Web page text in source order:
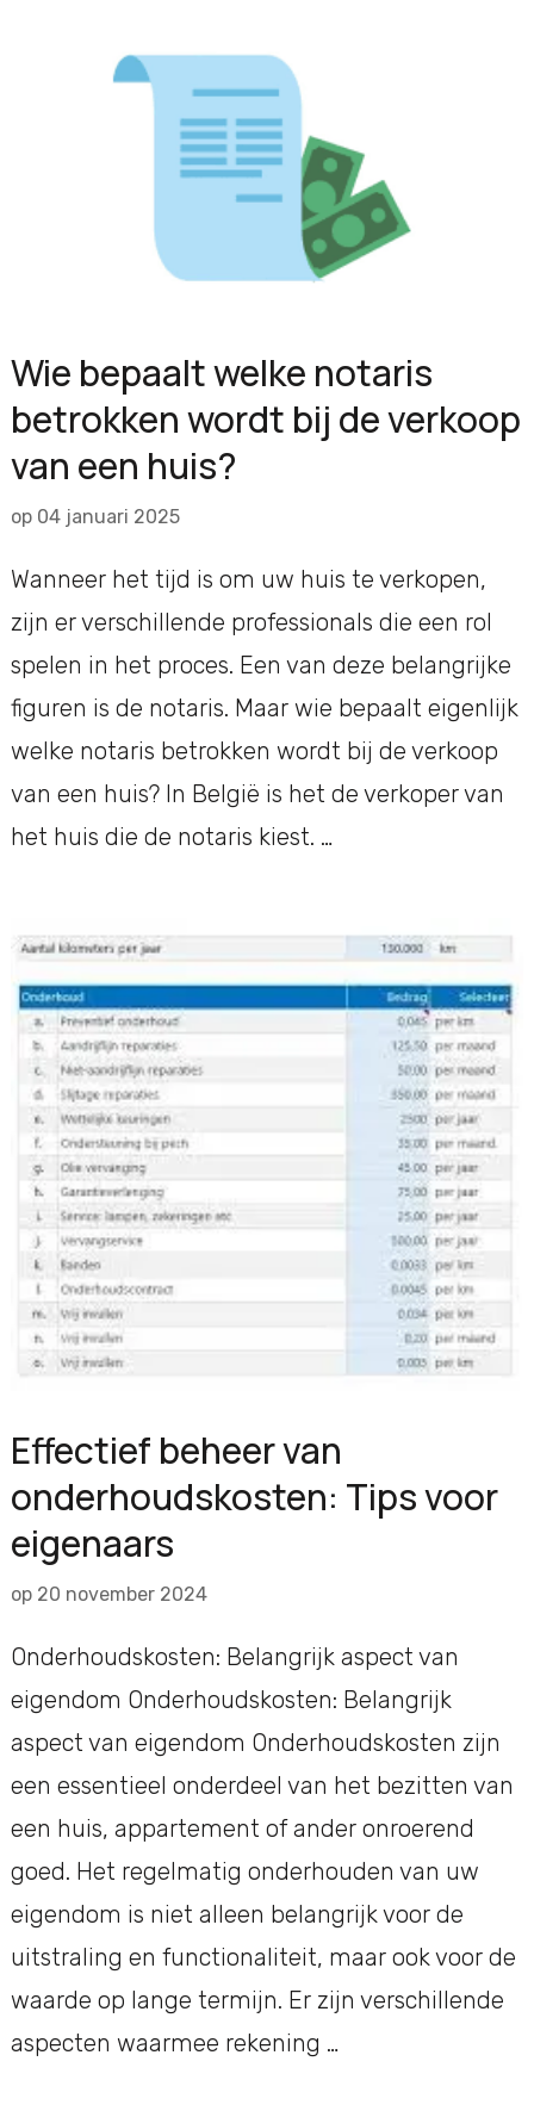
Wie bepaalt welke notaris
betrokken wordt bij de verkoop
van een huis?
op 04 januari 2025
Wanneer het tijd is om uw huis te verkopen,
zijn er verschillende professionals die een rol
spelen in het proces. Een van deze belangrijke
figuren is de notaris. Maar wie bepaalt eigenlijk
welke notaris betrokken wordt bij de verkoop
van een huis? In België is het de verkoper van
het huis die de notaris kiest. …
Effectief beheer van
onderhoudskosten: Tips voor
eigenaars
op 20 november 2024
Onderhoudskosten: Belangrijk aspect van
eigendom Onderhoudskosten: Belangrijk
aspect van eigendom Onderhoudskosten zijn
een essentieel onderdeel van het bezitten van
een huis, appartement of ander onroerend
goed. Het regelmatig onderhouden van uw
eigendom is niet alleen belangrijk voor de
uitstraling en functionaliteit, maar ook voor de
waarde op lange termijn. Er zijn verschillende
aspecten waarmee rekening …